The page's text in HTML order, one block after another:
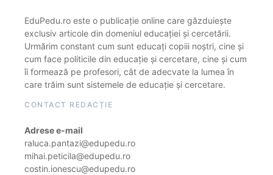
EduPedu.ro este o publicație online care găzduiește
exclusiv articole din domeniul educației și cercetării.
Urmărim constant cum sunt educați copiii noștri, cine și
cum face politicile din educație și cercetare, cine și cum
îi formează pe profesori, cât de adecvate la lumea în
care trăim sunt sistemele de educație și cercetare.
CONTACT REDACȚIE
Adrese e-mail
raluca.pantazi@edupedu.ro
mihai.peticila@edupedu.ro
costin.ionescu@edupedu.ro